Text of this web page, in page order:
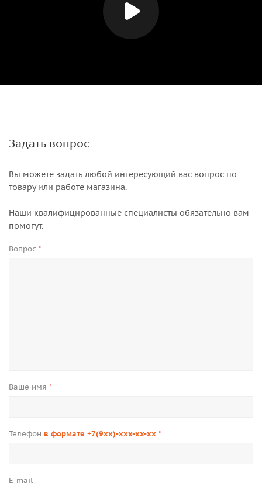
Задать вопрос
Вы можете задать любой интересующий вас вопрос по
товару или работе магазина.
Наши квалифицированные специалисты обязательно вам
помогут.
Вопрос *
Ваше имя *
Телефон в формате +7(9xx)-xxx-xx-xx *
E-mail